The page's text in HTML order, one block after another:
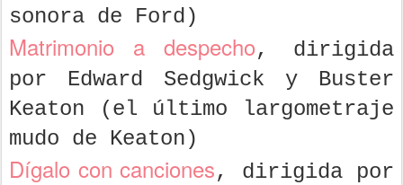
sonora de Ford)
Matrimonio a despecho, dirigida
por Edward Sedgwick y Buster
Keaton (el último largometraje
mudo de Keaton)
Dígalo con canciones, dirigida por